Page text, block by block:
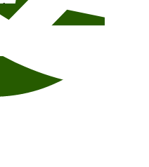
(cookies).
avMist